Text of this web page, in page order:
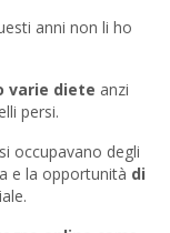
anni non li ho
varie diete anzi
persi.
occupavano degli
e la opportunità di